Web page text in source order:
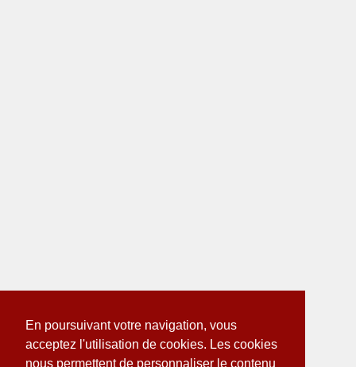
En poursuivant votre navigation, vous
acceptez l'utilisation de cookies. Les cookies
nous permettent de personnaliser le contenu